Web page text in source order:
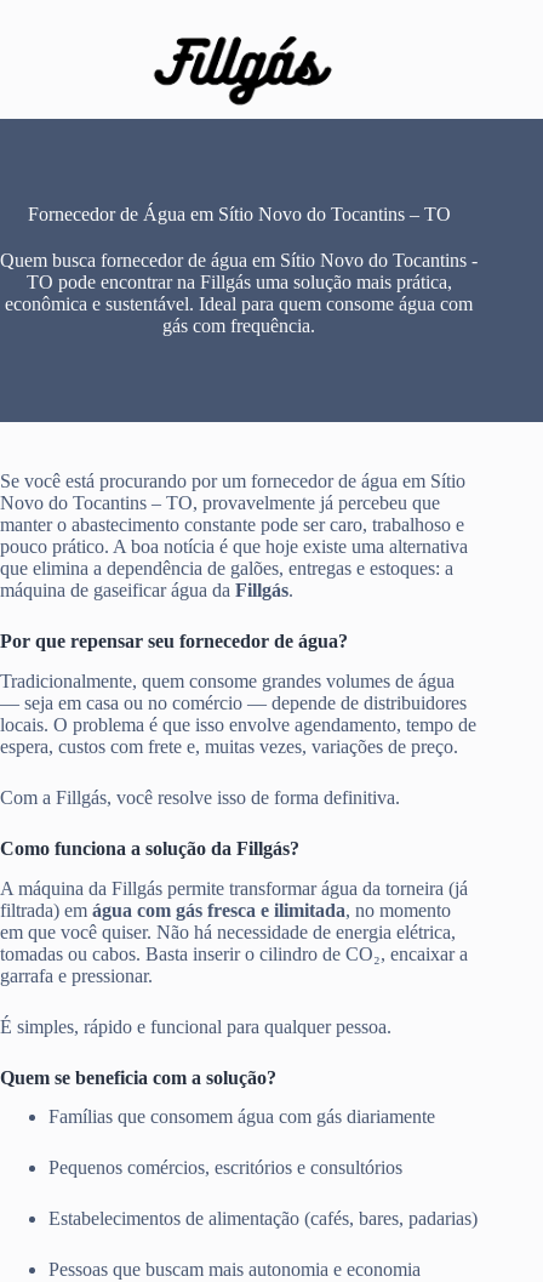
Fornecedor de Água em Sítio Novo do Tocantins – TO
Quem busca fornecedor de água em Sítio Novo do Tocantins -
TO pode encontrar na Fillgás uma solução mais prática,
econômica e sustentável. Ideal para quem consome água com
gás com frequência.
Se você está procurando por um fornecedor de água em Sítio
Novo do Tocantins – TO, provavelmente já percebeu que
manter o abastecimento constante pode ser caro, trabalhoso e
pouco prático. A boa notícia é que hoje existe uma alternativa
que elimina a dependência de galões, entregas e estoques: a
máquina de gaseificar água da Fillgás.
Por que repensar seu fornecedor de água?
Tradicionalmente, quem consome grandes volumes de água
— seja em casa ou no comércio — depende de distribuidores
locais. O problema é que isso envolve agendamento, tempo de
espera, custos com frete e, muitas vezes, variações de preço.
Com a Fillgás, você resolve isso de forma definitiva.
Como funciona a solução da Fillgás?
A máquina da Fillgás permite transformar água da torneira (já
filtrada) em água com gás fresca e ilimitada, no momento
em que você quiser. Não há necessidade de energia elétrica,
tomadas ou cabos. Basta inserir o cilindro de CO₂, encaixar a
garrafa e pressionar.
É simples, rápido e funcional para qualquer pessoa.
Quem se beneficia com a solução?
Famílias que consomem água com gás diariamente
Pequenos comércios, escritórios e consultórios
Estabelecimentos de alimentação (cafés, bares, padarias)
Pessoas que buscam mais autonomia e economia